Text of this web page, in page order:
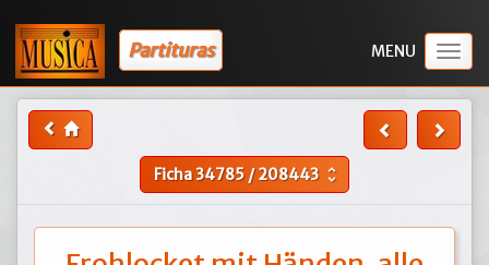
Partituras
Ficha34785 /208443 unfold_more